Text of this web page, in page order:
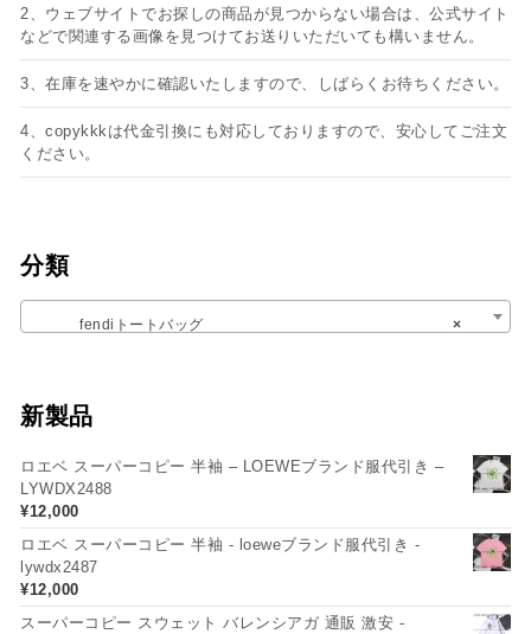
2、ウェブサイトでお探しの商品が見つからない場合は、公式サイト
などで関連する画像を見つけてお送りいただいても構いません。
3、在庫を速やかに確認いたしますので、しばらくお待ちください。
4、copykkkは代金引換にも対応しておりますので、安心してご注文
ください。
分類
×
fendiトートバッグ
新製品
ロエベ スーパーコピー 半袖 – LOEWEブランド服代引き –
LYWDX2488
¥12,000
ロエベ スーパーコピー 半袖 - loeweブランド服代引き -
lywdx2487
¥12,000
スーパーコピー スウェット バレンシアガ 通販 激安 -